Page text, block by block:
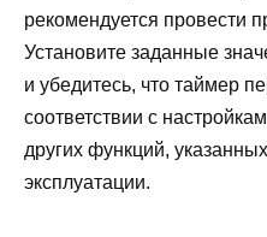
рекомендуется провести
Установите заданные
и убедитесь, что таймер
соответствии с
других функций,
эксплуатации.